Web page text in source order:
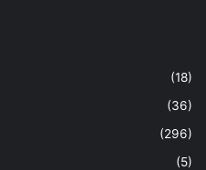
(18)
(36)
(296)
(5)